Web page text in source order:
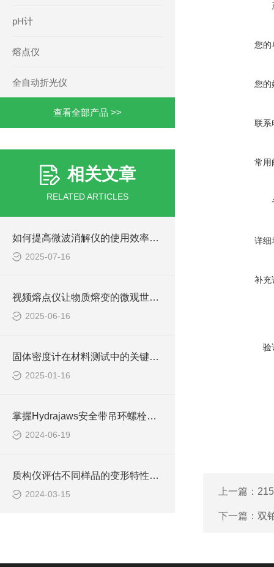
pH计
熔点仪
全自动折光仪
查看全部产品 >>
相关文章
RELATED ARTICLES
如何提高微波消解仪的使用效率与安全性？
2025-07-16
视频熔点仪让物质熔变的微观世界可视化
2025-06-16
固体密度计在材料测试中的关键作用说明
2025-01-16
掌握Hydrajaws安全带吊环螺栓测试仪的操作技巧
2024-06-19
质构仪评估不同样品的变形特性与弹性表现
2024-03-15
您的
您的
联系
常用
详细
补充
验
上一篇：
下一篇： 双